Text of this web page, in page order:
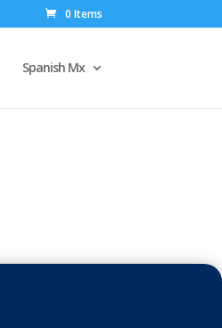
0 Items
Spanish Mx